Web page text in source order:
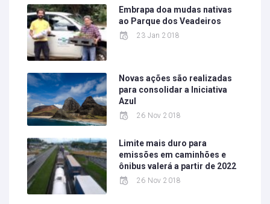
Embrapa doa mudas nativas
ao Parque dos Veadeiros
23 Jan 2018
Novas ações são realizadas
para consolidar a Iniciativa
Azul
26 Nov 2018
Limite mais duro para
emissões em caminhões e
ônibus valerá a partir de 2022
26 Nov 2018